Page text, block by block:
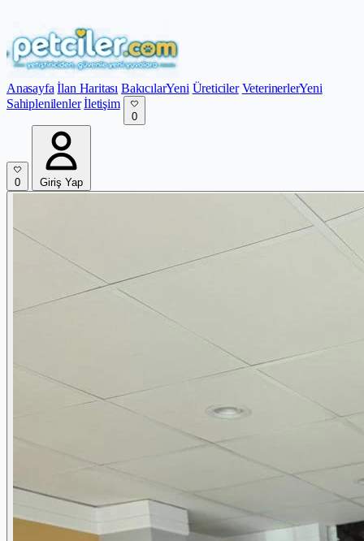
Anasayfa İlan Haritası BakıcılarYeni Üreticiler VeterinerlerYeni
Sahiplenilenler İletişim
0
0 Giriş Yap